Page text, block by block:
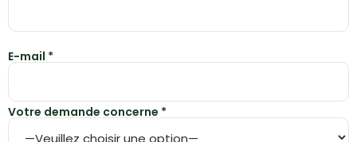
E-mail *
Votre demande concerne *